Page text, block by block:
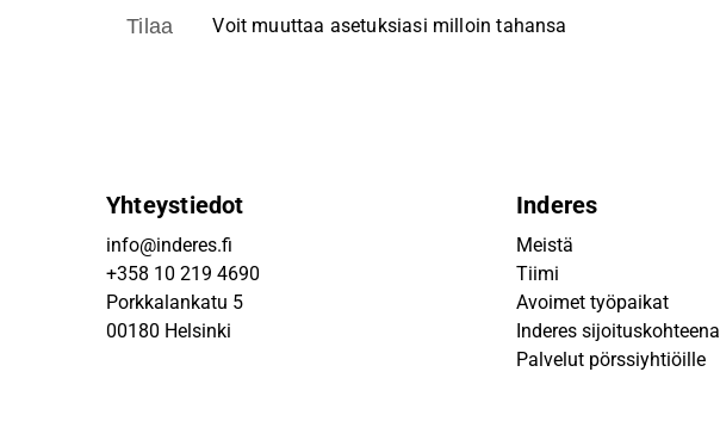
Tilaa Voit muuttaa asetuksiasi milloin tahansa
Yhteystiedot
info@inderes.fi
+358 10 219 4690
Porkkalankatu 5
00180 Helsinki
Inderes
Meistä
Tiimi
Avoimet työpaikat
Inderes sijoituskohteena
Palvelut pörssiyhtiöille